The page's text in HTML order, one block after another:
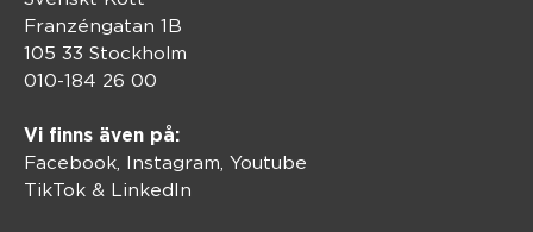
Franzéngatan 1B
105 33 Stockholm
010-184 26 00
Vi finns även på:
Facebook, Instagram Youtube
TikTok & LinkedIn